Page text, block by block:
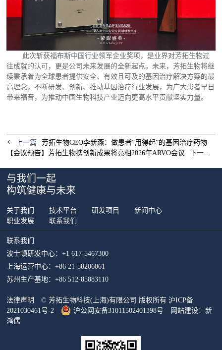
此次斩获福布斯中国行业领军企业奖项，是业界对芳拓生物过
往成就的认可，更是公司未来发展的全新起点。未来，芳拓生物将继
续秉承着为全球患者提供安全、有效且可及的基因治疗解决方案的最
高理念，不断研发、创新、推动基因治疗行业发展，为广大患者早日
带来福音，为推动中国生物科技产业迈向更高水平贡献坚实力量。
上一篇
芳拓生物CEO李新燕：做患者“用得起”的基因治疗药物
【会议预告】芳拓生物携创新成果将亮相2026年ARVO会议
下一篇
与我们一起
构筑健康与未来
关于我们 技术平台 研发项目
新闻中心
职业发展
联系我们
联系我们
波士顿研发中心：+1 617-5467300
上海运营中心：+86 21-58206061
苏州生产基地：+86 512-85883110
法律声明 © 芳拓生物科技(上海)有限公司 版权所有沪ICP备
2021030461号-2
沪公网安备31011502401398号
网站建设：新
鸿儒